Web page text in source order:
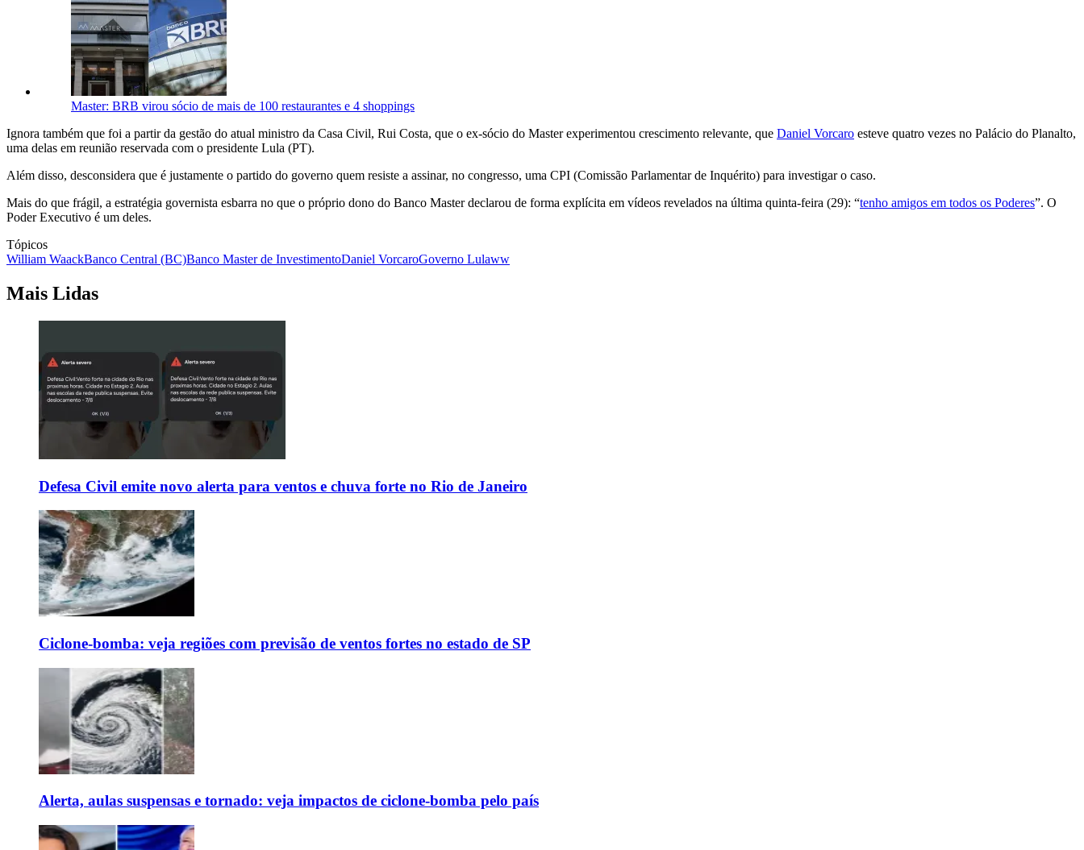
Master: BRB virou sócio de mais de 100 restaurantes e 4 shoppings
Ignora também que foi a partir da gestão do atual ministro da Casa Civil, Rui Costa, que o ex-sócio do Master experimentou crescimento relevante, que Daniel Vorcaro esteve quatro vezes no Palácio do Planalto,
uma delas em reunião reservada com o presidente Lula (PT).
Além disso, desconsidera que é justamente o partido do governo quem resiste a assinar, no congresso, uma CPI (Comissão Parlamentar de Inquérito) para investigar o caso.
Mais do que frágil, a estratégia governista esbarra no que o próprio dono do Banco Master declarou de forma explícita em vídeos revelados na última quinta-feira (29): “tenho amigos em todos os Poderes”. O
Poder Executivo é um deles.
Tópicos
William WaackBanco Central (BC)Banco Master de InvestimentoDaniel VorcaroGoverno Lulaww
Mais Lidas
Defesa Civil emite novo alerta para ventos e chuva forte no Rio de Janeiro
Ciclone-bomba: veja regiões com previsão de ventos fortes no estado de SP
Alerta, aulas suspensas e tornado: veja impactos de ciclone-bomba pelo país